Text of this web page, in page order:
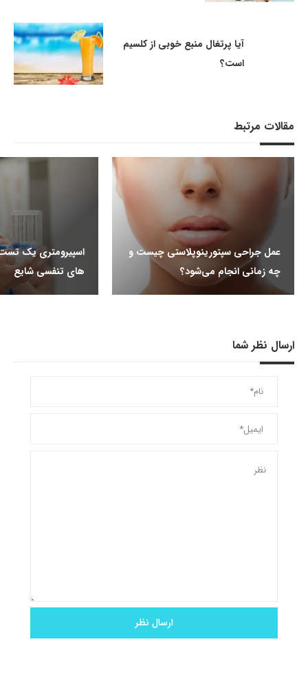
آیا پرتغال منبع خوبی از کلسیم
است؟
مقالات مرتبط
عمل جراحی سپتورینوپلاستی چیست و
چه زمانی انجام می‌شود؟
اسپیرومتری یک تست
های تنفسی شایع
ارسال نظر شما